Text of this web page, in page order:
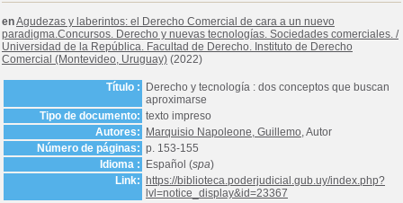
enAgudezas y laberintos: el Derecho Comercial de cara a un nuevo
paradigma.Concursos. Derecho y nuevas tecnologías. Sociedades comerciales. /
Universidad de la República. Facultad de Derecho. Instituto de Derecho
Comercial (Montevideo, Uruguay) (2022)
Título :
Derecho y tecnología : dos conceptos que buscan
aproximarse
Tipo de documento: texto impreso
Autores:
Marquisio Napoleone, Guillemo, Autor
Número de páginas: p. 153-155
Idioma :
Español (spa)
Link:
https://biblioteca.poderjudicial.gub.uy/index.php?
lvl=notice_display&id=23367